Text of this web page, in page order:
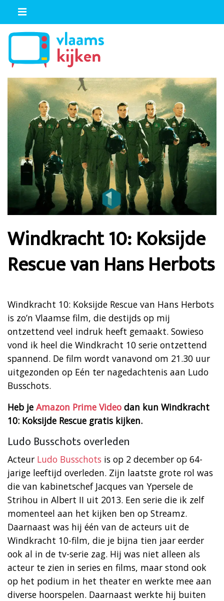
Windkracht 10: Koksijde
Rescue van Hans Herbots
Windkracht 10: Koksijde Rescue van Hans Herbots
is zo’n Vlaamse film, die destijds op mij
ontzettend veel indruk heeft gemaakt. Sowieso
vond ik heel die Windkracht 10 serie ontzettend
spannend. De film wordt vanavond om 21.30 uur
uitgezonden op Eén ter nagedachtenis aan Ludo
Busschots.
Heb je Amazon Prime Video dan kun Windkracht
10: Koksijde Rescue gratis kijken.
Ludo Busschots overleden
Acteur Ludo Busschots is op 2 december op 64-
jarige leeftijd overleden. Zijn laatste grote rol was
die van kabinetschef Jacques van Ypersele de
Strihou in Albert II uit 2013. Een serie die ik zelf
momenteel aan het kijken ben op Streamz.
Daarnaast was hij één van de acteurs uit de
Windkracht 10-film, die je bijna tien jaar eerder
ook al in de tv-serie zag. Hij was niet alleen als
acteur te zien in series en films, maar stond ook
op het podium in het theater en werkte mee aan
diverse hoorspelen. Daarnaast werkte hij buiten